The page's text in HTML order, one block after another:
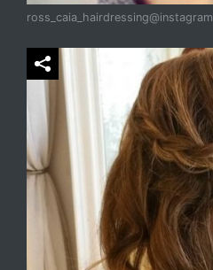
ross_caia_hairdressing@instagram